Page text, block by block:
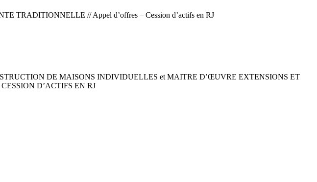
TRADITIONNELLE // Appel d’offres – Cession d’actifs en RJ
DE MAISONS INDIVIDUELLES et MAITRE D’ŒUVRE EXTENSIONS ET
D’ACTIFS EN RJ